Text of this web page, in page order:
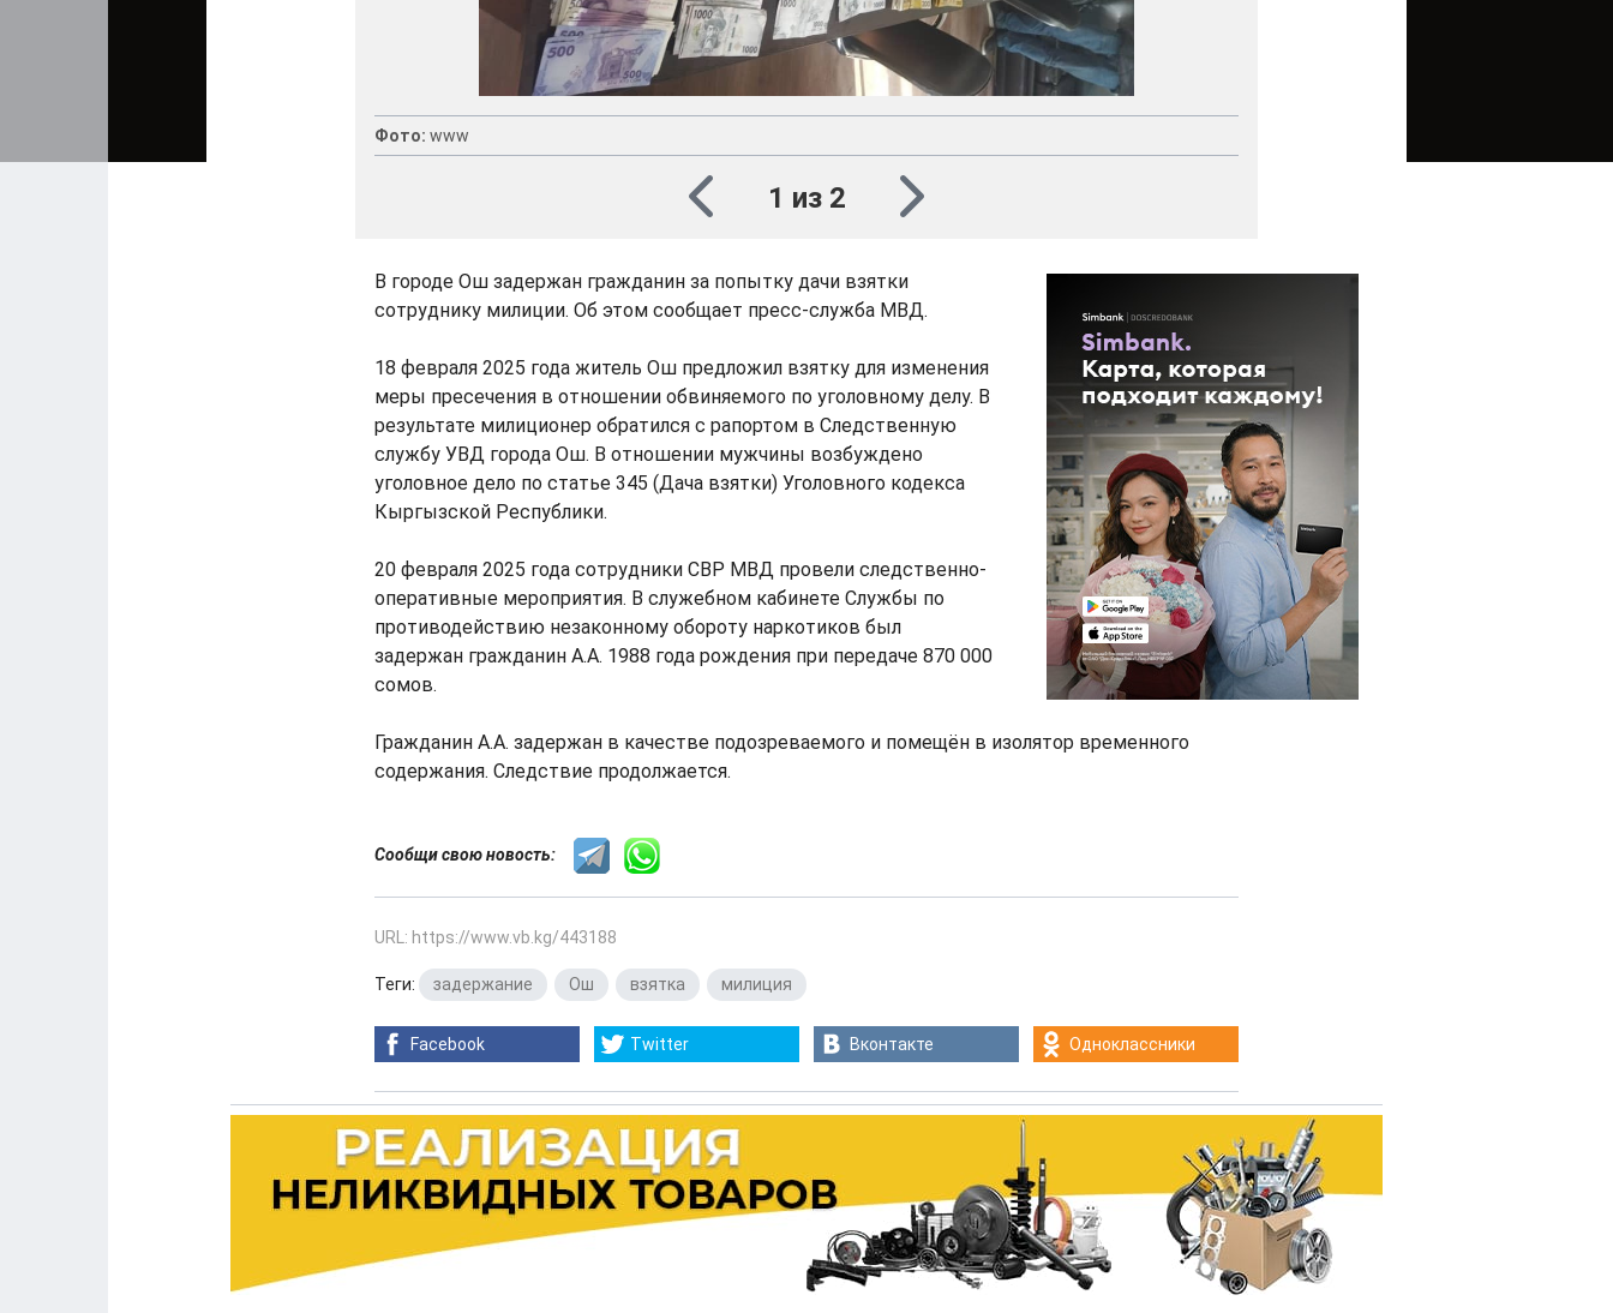
Фото: www
1 из 2
В городе Ош задержан гражданин за попытку дачи взятки
сотруднику милиции. Об этом сообщает пресс-служба МВД.
18 февраля 2025 года житель Ош предложил взятку для изменения
меры пресечения в отношении обвиняемого по уголовному делу. В
результате милиционер обратился с рапортом в Следственную
службу УВД города Ош. В отношении мужчины возбуждено
уголовное дело по статье 345 (Дача взятки) Уголовного кодекса
Кыргызской Республики.
20 февраля 2025 года сотрудники СВР МВД провели следственно-
оперативные мероприятия. В служебном кабинете Службы по
противодействию незаконному обороту наркотиков был
задержан гражданин А.А. 1988 года рождения при передаче 870 000
сомов.
Гражданин А.А. задержан в качестве подозреваемого и помещён в изолятор временного
содержания. Следствие продолжается.
Сообщи свою новость:
URL: https://www.vb.kg/443188
Теги: задержание Ош взятка милиция
Facebook Twitter Вконтакте Одноклассники